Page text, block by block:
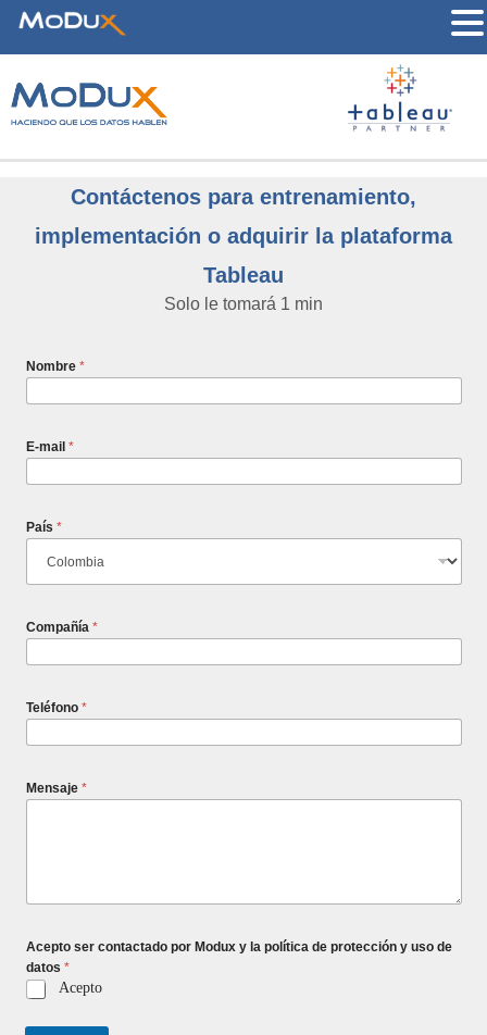
Contáctenos para entrenamiento,
implementación o adquirir la plataforma
Tableau
Solo le tomará 1 min
Nombre *
E-mail *
País *
Compañía *
Teléfono *
Mensaje *
Acepto ser contactado por Modux y la política de protección y uso de
datos *
Acepto